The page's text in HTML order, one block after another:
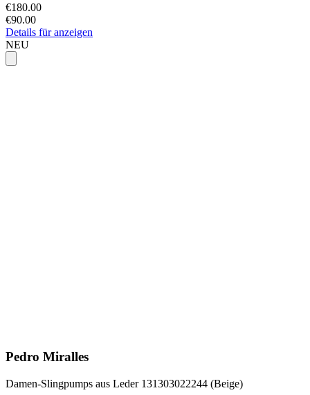
€180.00
€90.00
Details für anzeigen
NEU
Pedro Miralles
Damen-Slingpumps aus Leder 131303022244 (Beige)